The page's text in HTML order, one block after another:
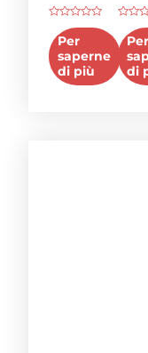
di portata
da 8
pollici
Voto
0
su
5
Per
saperne
di più
di
4-
suPer
di